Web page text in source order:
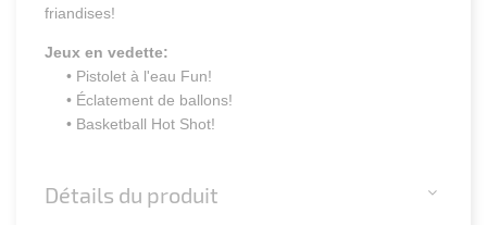
friandises!
Jeux en vedette:
• Pistolet à l'eau Fun!
• Éclatement de ballons!
• Basketball Hot Shot!
Détails du produit